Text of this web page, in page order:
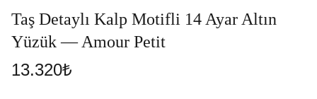
Taş Detaylı Kalp Motifli 14 Ayar Altın
Yüzük — Amour Petit
13.320₺